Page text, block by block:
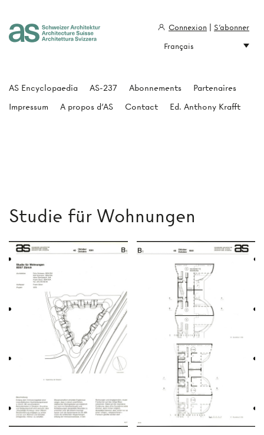
Studie für Wohnungen
AS Encyclopaedia AS-237 Abonnements
Partenaires
Impressum
A propos d'AS Contact Ed. Anthony Krafft
Connexion
S'abonner
Français